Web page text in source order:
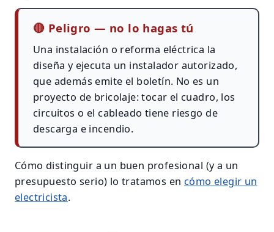
🔴 Peligro — no lo hagas tú
Una instalación o reforma eléctrica la
diseña y ejecuta un instalador autorizado,
que además emite el boletín. No es un
proyecto de bricolaje: tocar el cuadro, los
circuitos o el cableado tiene riesgo de
descarga e incendio.
Cómo distinguir a un buen profesional (y a un
presupuesto serio) lo tratamos en cómo elegir un
electricista.